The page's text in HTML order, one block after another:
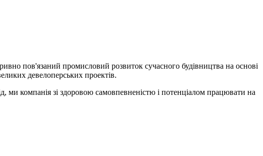
пов'язаний промисловий розвиток сучасного будівництва на основі
девелоперських проектів.
ми компанія зі здоровою самовпевненістю і потенціалом працювати на